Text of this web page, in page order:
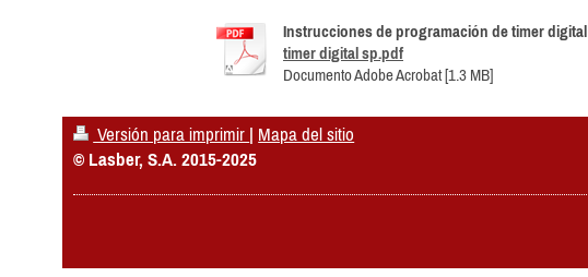
Instrucciones de programación de timer digital
timer digital sp.pdf
Documento Adobe Acrobat [1.3 MB]
Versión para imprimir | Mapa del sitio
© Lasber, S.A. 2015-2025